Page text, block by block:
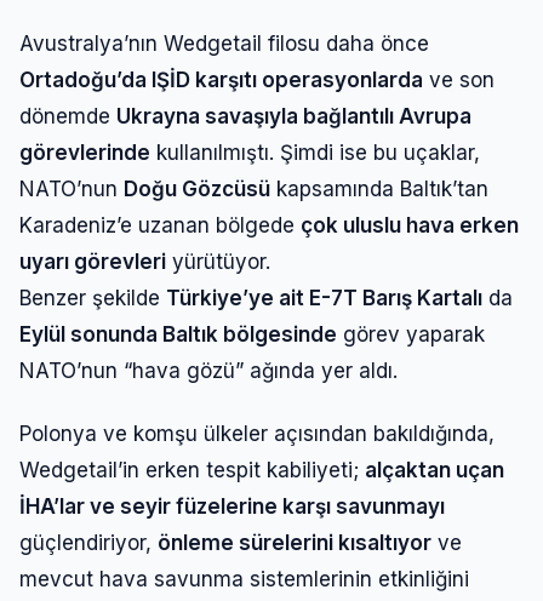
Avustralya’nın Wedgetail filosu daha önce
Ortadoğu’da IŞİD karşıtı operasyonlarda ve son
dönemde Ukrayna savaşıyla bağlantılı Avrupa
görevlerinde kullanılmıştı. Şimdi ise bu uçaklar,
NATO’nun Doğu Gözcüsü kapsamında Baltık’tan
Karadeniz’e uzanan bölgede çok uluslu hava erken
uyarı görevleri yürütüyor.
Benzer şekilde Türkiye’ye ait E-7T Barış Kartalı da
Eylül sonunda Baltık bölgesinde görev yaparak
NATO’nun “hava gözü” ağında yer aldı.
Polonya ve komşu ülkeler açısından bakıldığında,
Wedgetail’in erken tespit kabiliyeti; alçaktan uçan
İHA’lar ve seyir füzelerine karşı savunmayı
güçlendiriyor, önleme sürelerini kısaltıyor ve
mevcut hava savunma sistemlerinin etkinliğini